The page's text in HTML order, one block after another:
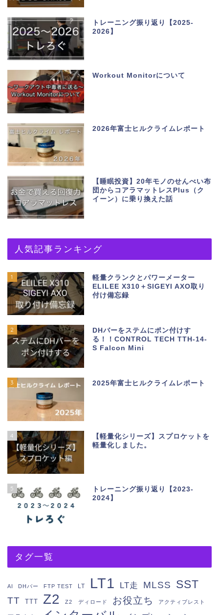
トレーニング振り返り【2025-
2026】
Workout Monitorについて
2026年富士ヒルクライムレポート
【睡眠投資】20年モノのせんべい布
団からコアラマットレスPlus（ク
イーン）に乗り換えた話
人気記事ランキング
1
軽量クランクとパワーメーター
ELILEE X310＋SIGEYI AXO取り
付け備忘録
2
DHバーをステムにポン付けす
る！！CONTROL TECH TTH-14-
S Falcon Mini
3 2025年富士ヒルクライムレポート
4
【軽量化シリーズ】スプロケットを
軽量化しました。
5
トレーニング振り返り【2023-
2024】
タグ一覧
AI DHバー FTP TEST LT LT1 LT走 MLSS SST
TT TTT Z2 Z2 ディロード お役立ち アクティブレスト